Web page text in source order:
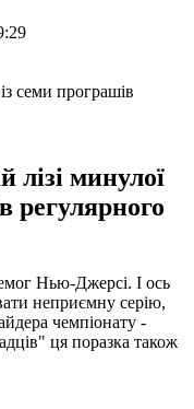
лізі минулої
регулярного
Нью-Джерсі. І ось
неприємну серію,
чемпіонату -
ця поразка також